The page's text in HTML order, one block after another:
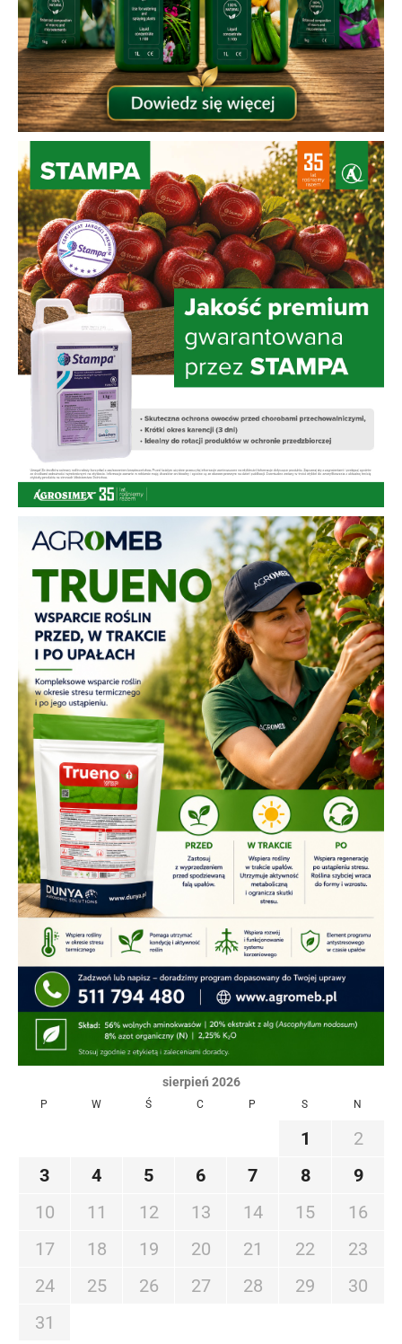
sierpień 2026
P W Ś C P S N
1
2
3
4 5 6 7 8
9
10
11 12 13 14 15
16
17
18 19 20 21 22
23
24
25 26 27 28 29
30
31